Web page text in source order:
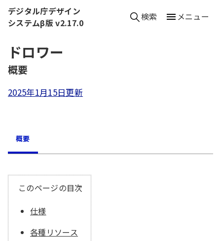
本文へ移動
デジタル庁デザイン
システムβ版 v2.17.0
検索 メニュー
ドロワー
（
概要
2025年1月15日更新
概要
このページの目次
仕様
各種リソース